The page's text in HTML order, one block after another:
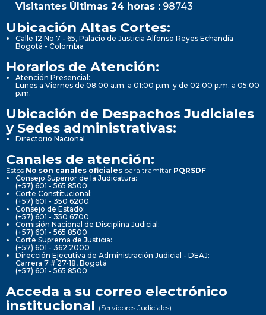
Visitantes Últimas 24 horas : 98743
Ubicación Altas Cortes:
Calle 12 No 7 - 65, Palacio de Justicia Alfonso Reyes Echandía
Bogotá - Colombia
Horarios de Atención:
Atención Presencial:
Lunes a Viernes de 08:00 a.m. a 01:00 p.m. y de 02:00 p.m. a 05:00
p.m.
Ubicación de Despachos Judiciales
y Sedes administrativas:
Directorio Nacional
Canales de atención:
Estos No son canales oficiales para tramitar PQRSDF
Consejo Superior de la Judicatura:
(+57) 601 - 565 8500
Corte Constitucional:
(+57) 601 - 350 6200
Consejo de Estado:
(+57) 601 - 350 6700
Comisión Nacional de Disciplina Judicial:
(+57) 601 - 565 8500
Corte Suprema de Justicia:
(+57) 601 - 362 2000
Dirección Ejecutiva de Administración Judicial - DEAJ:
Carrera 7 # 27-18, Bogotá
(+57) 601 - 565 8500
Acceda a su correo electrónico
institucional (Servidores Judiciales)